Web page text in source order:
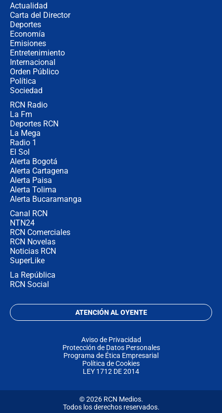
Actualidad
Carta del Director
Deportes
Economía
Emisiones
Entretenimiento
Internacional
Orden Público
Política
Sociedad
RCN Radio
La Fm
Deportes RCN
La Mega
Radio 1
El Sol
Alerta Bogotá
Alerta Cartagena
Alerta Paisa
Alerta Tolima
Alerta Bucaramanga
Canal RCN
NTN24
RCN Comerciales
RCN Novelas
Noticias RCN
SuperLike
La República
RCN Social
ATENCIÓN AL OYENTE
Aviso de Privacidad
Protección de Datos Personales
Programa de Ética Empresarial
Política de Cookies
LEY 1712 DE 2014
© 2026 RCN Medios.
Todos los derechos reservados.